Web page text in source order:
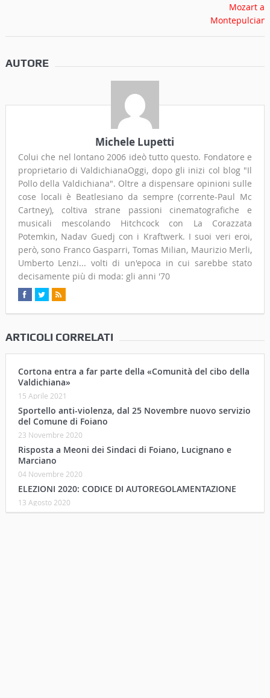
AUTORE
Michele Lupetti
Colui che nel lontano 2006 ideò tutto questo. Fondatore e
proprietario di ValdichianaOggi, dopo gli inizi col blog "Il
Pollo della Valdichiana". Oltre a dispensare opinioni sulle
cose locali è Beatlesiano da sempre (corrente-Paul Mc
Cartney), coltiva strane passioni cinematografiche e
musicali mescolando Hitchcock con La Corazzata
Potemkin, Nadav Guedj con i Kraftwerk. I suoi veri eroi,
però, sono Franco Gasparri, Tomas Milian, Maurizio Merli,
Umberto Lenzi... volti di un'epoca in cui sarebbe stato
decisamente più di moda: gli anni '70
ARTICOLI CORRELATI
Cortona entra a far parte della «Comunità del cibo della
Valdichiana»
15 Aprile 2021
Sportello anti-violenza, dal 25 Novembre nuovo servizio
del Comune di Foiano
23 Novembre 2020
Risposta a Meoni dei Sindaci di Foiano, Lucignano e
Marciano
04 Novembre 2020
ELEZIONI 2020: CODICE DI AUTOREGOLAMENTAZIONE
13 Agosto 2020